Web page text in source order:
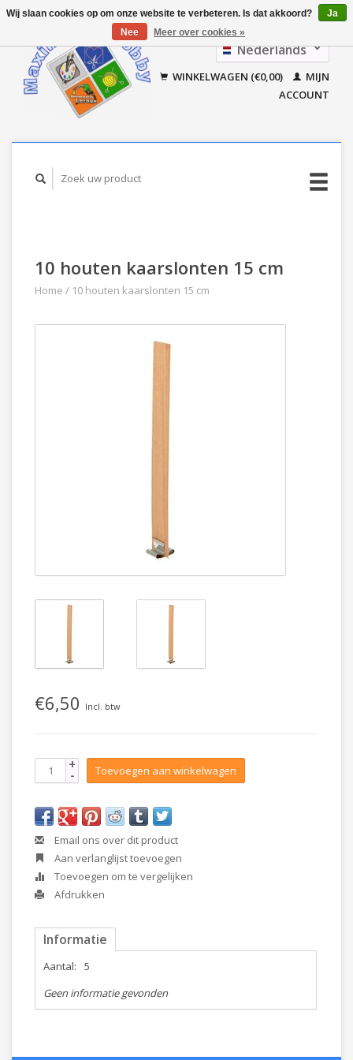
Nederlands
Français
WINKELWAGEN (€0,00)
MIJN
ACCOUNT
10 houten kaarslonten 15 cm
Home / 10 houten kaarslonten 15 cm
€6,50 Incl. btw
+
- Toevoegen aan winkelwagen
Email ons over dit product
Aan verlanglijst toevoegen
Toevoegen om te vergelijken
Afdrukken
Informatie
Aantal:
5
Geen informatie gevonden
Wij slaan cookies op om onze website te verbeteren. Is dat akkoord?
Ja
Nee
Meer over cookies »